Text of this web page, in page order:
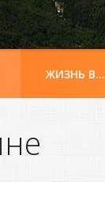
ЖИЗНЬ В…